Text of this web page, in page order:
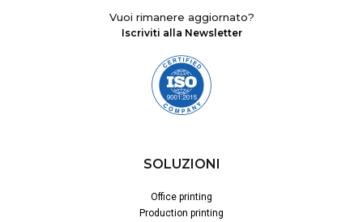
Vuoi rimanere aggiornato?
Iscriviti alla Newsletter
SOLUZIONI
Office printing
Production printing